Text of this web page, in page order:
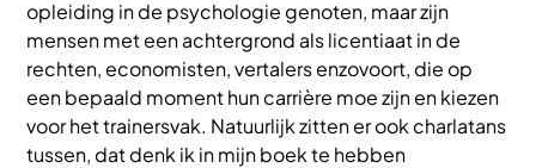
opleiding in de psychologie genoten, maar zijn
mensen met een achtergrond als licentiaat in de
rechten, economisten, vertalers enzovoort, die op
een bepaald moment hun carrière moe zijn en kiezen
voor het trainersvak. Natuurlijk zitten er ook charlatans
tussen, dat denk ik in mijn boek te hebben